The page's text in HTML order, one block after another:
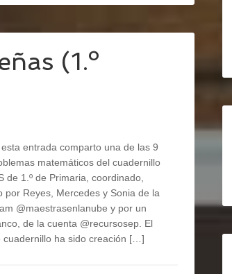
(1.º
entrada comparto una de las 9
matemáticos del cuadernillo
de 1.º de Primaria, coordinado,
por Reyes, Mercedes y Sonia de la
@maestrasenlanube y por un
de la cuenta @recursosep. El
cuadernillo ha sido creación […]